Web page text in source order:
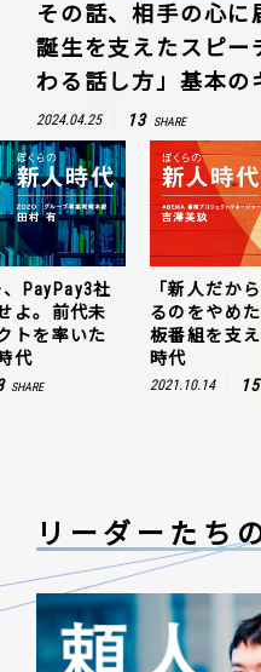
その話、相手の心に
誕生を支えたスピー
わる話し方」基本の
2024.04.25 13 SHARE
PayPay3社
よ。前代未
トを率いた
代
SHARE
「新人だか
るのをやめ
板番組を支
時代
2021.10.14
リーダーたち